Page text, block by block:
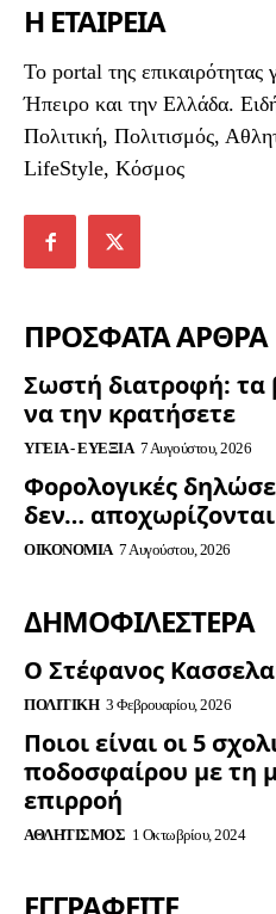
Η ΕΤΑΙΡΕΙΑ
To portal της επικαιρότητας
Ήπειρο και την Ελλάδα.
Πολιτική, Πολιτισμός,
LifeStyle, Κόσμος
ΠΡΟΣΦΑΤΑ ΑΡΘΡΑ
Σωστή διατροφή: τα
να την κρατήσετε
ΥΓΕΊΑ - ΕΥΕΞΊΑ 7 Αυγούστου, 2026
Φορολογικές
δεν…
ΟΙΚΟΝΟΜΊΑ 7 Αυγούστου, 2026
ΔΗΜΟΦΙΛΈΣΤΕΡΑ
Ο Στέφανος
ΠΟΛΙΤΙΚΉ 3 Φεβρουαρίου, 2026
Ποιοι είναι οι 5
ποδοσφαίρου με τη
επιρροή
ΑΘΛΗΤΙΣΜΌΣ 1 Οκτωβρίου, 2024
ΕΓΓΡΑΦΕΊΤΕ